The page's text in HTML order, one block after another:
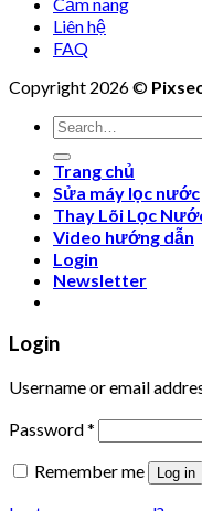
Liên hệ
FAQ
Copyright 2026 ©
Search
for:
Trang chủ
Sửa máy lọc nước
Thay Lõi Lọc
Video hướng dẫn
Login
Newsletter
Login
Username or email
Password*
Remember me
Log in